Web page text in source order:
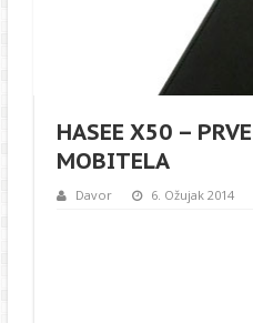
HASEE X50 –
MOBITELA
Davor 6. Ožujak 2014